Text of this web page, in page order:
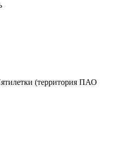
(территория ПАО